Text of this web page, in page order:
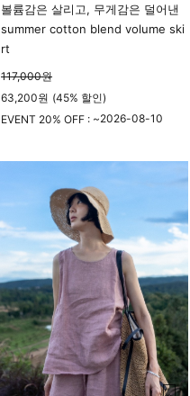
볼륨감은 살리고, 무게감은 덜어낸
summer cotton blend volume ski
rt
117,000원
63,200원 (45% 할인)
EVENT 20% OFF : ~2026-08-10